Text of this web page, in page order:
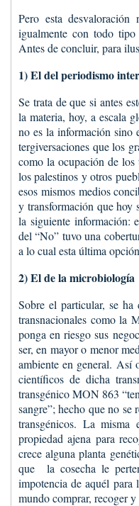
Pero esta
igualmente con todo
Antes de concluir, para
1) El del periodismo
Se trata de que si antes
la materia, hoy, a escala
no es la información sino
tergiversaciones que los
como la ocupación de
los palestinos y otros
esos mismos medios
y transformación que hoy
la siguiente información:
del “No” tuvo una
a lo cual esta última
2) El de la microbiología
Sobre el particular, se ha
transnacionales como la
ponga en riesgo sus
ser, en mayor o menor
ambiente en general. Así
científicos de dicha
transgénico MON 863
sangre”; hecho que no
transgénicos. La misma
propiedad ajena para
crece alguna planta
que la cosecha le
impotencia de aquél
mundo comprar, recoger